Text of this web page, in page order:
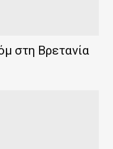
στη Βρετανία